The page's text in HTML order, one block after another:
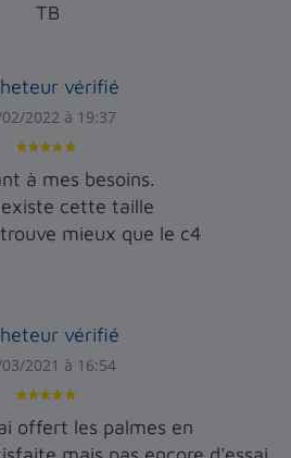
TB
vérifié
2022 à 19:37
à mes besoins.
cette taille
mieux que le c4
vérifié
2021 à 16:54
offert les palmes en